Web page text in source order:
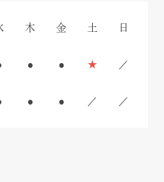
木 金 土 日
● ● ★ ／
● ● ／ ／